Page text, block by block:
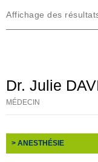
Affichage des
Dr. Julie
MÉDECIN
> ANESTHÉSIE